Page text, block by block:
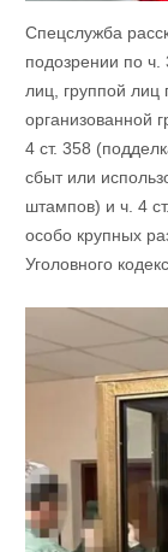
Спецслужба
подозрении по ч.
лиц, группой лиц
организованной
4 ст. 358
сбыт или
штампов) и ч. 4
особо крупных
Уголовного